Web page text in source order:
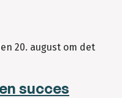
20. august om det
succes